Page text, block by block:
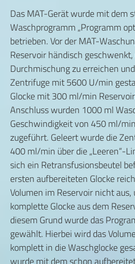
Das MAT-Gerät wurde mit dem
Waschprogramm „Programm
betrieben. Vor der MAT-
Reservoir händisch
Durchmischung zu erreichen
Zentrifuge mit 5600 U/min
Glocke mit 300 ml/min
Anschluss wurden 1000 ml
Geschwindigkeit von 450 ml/
zugeführt. Geleert wurde die
400 ml/min über die „Leeren“-
sich ein Retransfusionsbeutel
ersten aufbereiteten Glocke
Volumen im Reservoir nicht
komplette Glocke aus dem
diesem Grund wurde das
gewählt. Hierbei wird das
komplett in die Waschglocke
wurde mit dem schon